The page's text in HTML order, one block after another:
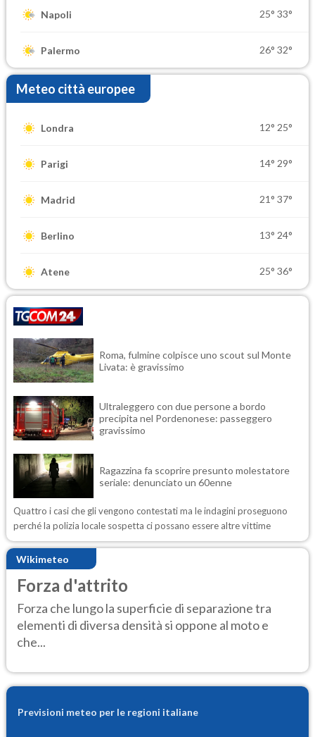
Napoli 25° 33°
Palermo 26° 32°
Meteo città europee
Londra 12° 25°
Parigi 14° 29°
Madrid 21° 37°
Berlino 13° 24°
Atene 25° 36°
Roma, fulmine colpisce uno scout sul Monte
Livata: è gravissimo
Ultraleggero con due persone a bordo
precipita nel Pordenonese: passeggero
gravissimo
Ragazzina fa scoprire presunto molestatore
seriale: denunciato un 60enne
Quattro i casi che gli vengono contestati ma le indagini proseguono
perché la polizia locale sospetta ci possano essere altre vittime
Wikimeteo
Forza d'attrito
Forza che lungo la superficie di separazione tra
elementi di diversa densità si oppone al moto e
che...
Previsioni meteo per le regioni italiane